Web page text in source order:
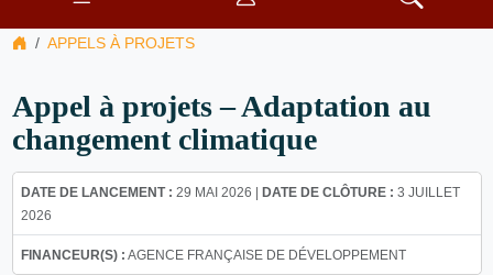
APPELS À PROJETS
Appel à projets – Adaptation au
changement climatique
DATE DE LANCEMENT : 29 MAI 2026 | DATE DE CLÔTURE : 3 JUILLET
2026
FINANCEUR(S) : AGENCE FRANÇAISE DE DÉVELOPPEMENT